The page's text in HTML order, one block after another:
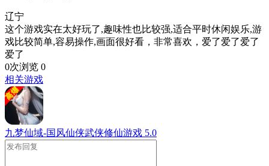
辽宁
这个游戏实在太好玩了,趣味性也比较强,适合平时休闲娱乐,游
戏比较简单,容易操作,画面很好看，非常喜欢，爱了爱了爱了
爱了
0次浏览 0
相关游戏
九梦仙域-国风仙侠武侠修仙游戏 5.0